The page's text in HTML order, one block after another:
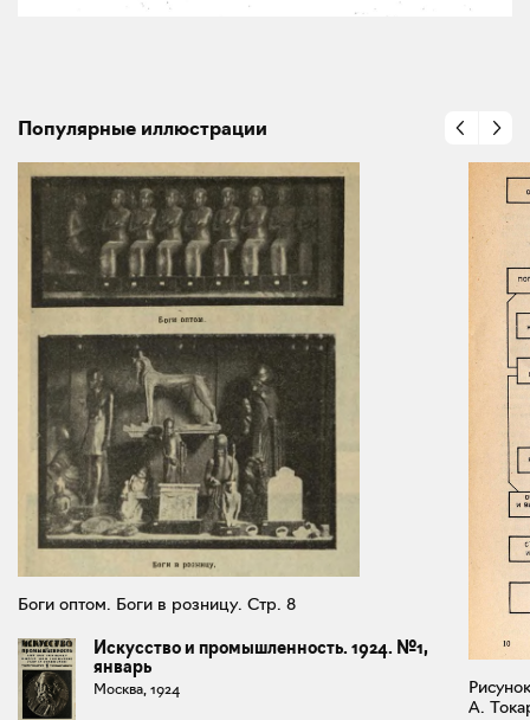
Популярные иллюстрации
Боги оптом. Боги в розницу. Стр. 8
Искусство и промышленность. 1924. №1,
январь
Москва, 1924
А.